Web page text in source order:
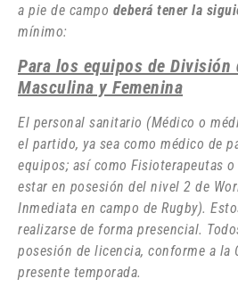
a pie de campo deberá tener la
mínimo:
Para los equipos de División
Masculina y Femenina
El personal sanitario (Médico o
el partido, ya sea como médico de
equipos; así como Fisioterapeutas
estar en posesión del nivel 2 de
Inmediata en campo de Rugby).
realizarse de forma presencial.
posesión de licencia, conforme a la
presente temporada.